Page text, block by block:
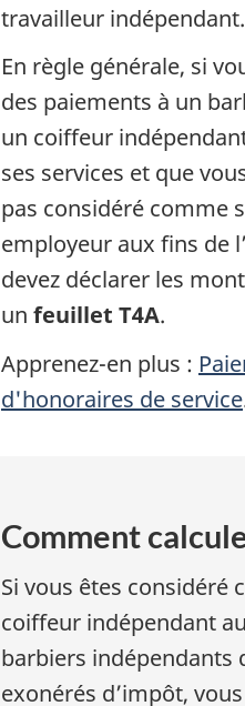
travailleur indépendant.
En règle générale, si
des paiements à un
un coiffeur
ses services et que
pas considéré comme
employeur aux fins de
devez déclarer les
un feuillet T4A.
Apprenez-en plus :
d'honoraires de service
Comment
Si vous êtes considéré
coiffeur indépendant
barbiers indépendants
exonérés d’impôt,